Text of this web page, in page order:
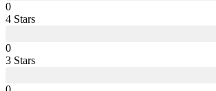
0
4 Stars
0
3 Stars